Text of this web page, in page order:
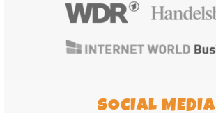
SOCIAL MEDIA